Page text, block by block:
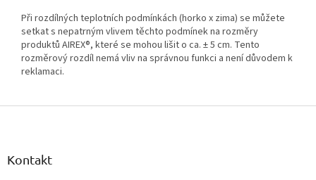
Při rozdílných teplotních podmínkách (horko x zima) se můžete
setkat s nepatrným vlivem těchto podmínek na rozměry
produktů AIREX®, které se mohou lišit o ca. ± 5 cm. Tento
rozměrový rozdíl nemá vliv na správnou funkci a není důvodem k
reklamaci.
Z
Kontakt